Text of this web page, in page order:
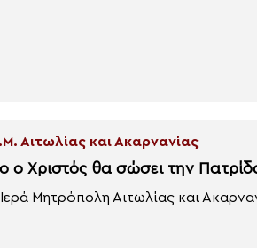
Αιτωλίας και Ακαρνανίας
ο Χριστός θα σώσει την
Μητρόπολη Αιτωλίας και